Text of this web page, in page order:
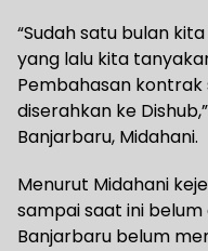
“Sudah satu bulan
yang lalu kita
Pembahasan kontrak
diserahkan ke
Banjarbaru, Midahani.
Menurut Midahani
sampai saat ini
Banjarbaru belum